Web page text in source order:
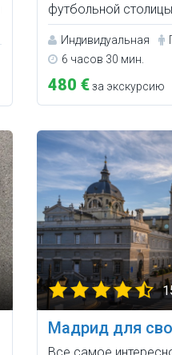
футбольной столицы.
Индивидуальная
6 часов 30 мин.
480 €за экскурсию
Мадрид для